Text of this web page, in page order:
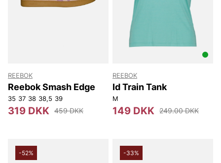
REEBOK
Reebok Smash Edge
35 37 38 38,5 39
319 DKK 459 DKK
REEBOK
Id Train Tank
M
149 DKK 249.00 DKK
-52% -33%